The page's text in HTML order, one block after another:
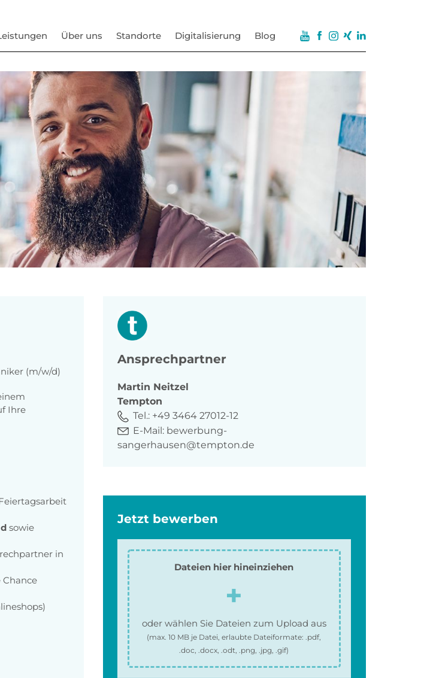
Über uns Standorte Digitalisierung Blog
(m/w/d)
Ihre
sowie
in
Chance
Ansprechpartner
Martin Neitzel
Tempton
Tel.: +49 3464 27012-12
E-Mail: bewerbung-
sangerhausen@tempton.de
Jetzt bewerben
Dateien hier hineinziehen
oder wählen Sie Dateien zum Upload aus
(max.10 MB je Datei, erlaubte Dateiformate:.pdf,
.doc, .docx, .odt, .png, .jpg, .gif)